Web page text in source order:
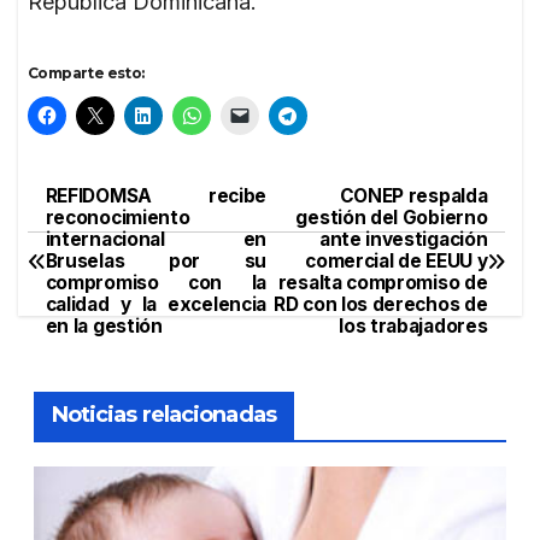
Comparte esto:
Navegación
de
entradas
CONEP respalda
gestión del Gobierno
ante investigación
comercial de EEUU y
resalta compromiso de
RD con los derechos de
los trabajadores
REFIDOMSA recibe
reconocimiento
internacional en
Bruselas por su
compromiso con la
calidad y la excelencia
en la gestión
Noticias relacionadas